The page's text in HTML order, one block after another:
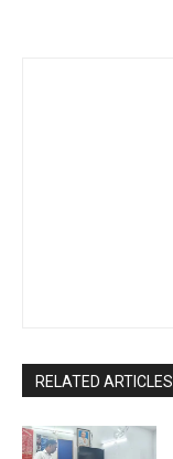
RELATED ARTICLES